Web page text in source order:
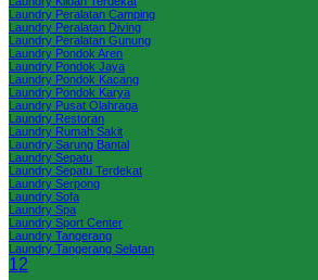
Laundry Peralatan Camping
Laundry Peralatan Diving
Laundry Peralatan Gunung
Laundry Pondok Aren
Laundry Pondok Jaya
Laundry Pondok Kacang
Laundry Pondok Karya
Laundry Pusat Olahraga
Laundry Restoran
Laundry Rumah Sakit
Laundry Sarung Bantal
Laundry Sepatu
Laundry Sepatu Terdekat
Laundry Serpong
Laundry Sofa
Laundry Spa
Laundry Sport Center
Laundry Tangerang
Laundry Tangerang Selatan
12